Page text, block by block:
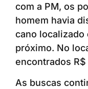
com a PM, os
homem havia
cano localizado
próximo. No
encontrados
As buscas